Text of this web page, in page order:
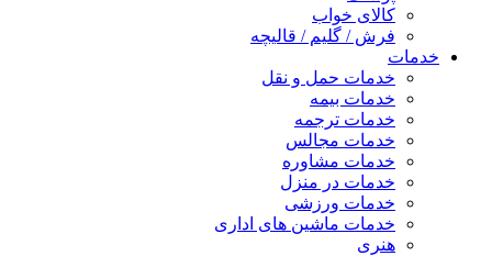
کالای خواب
فرش / گلیم / قالیچه
خدمات
خدمات حمل و نقل
خدمات بیمه
خدمات ترجمه
خدمات مجالس
خدمات مشاوره
خدمات در منزل
خدمات ورزشی
خدمات ماشین های اداری
هنری